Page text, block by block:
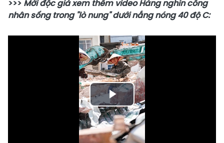
>>> Mời độc giả xem thêm video Hàng nghìn công
nhân sống trong "lò nung" dưới nắng nóng 40 độ C:
Play
Video